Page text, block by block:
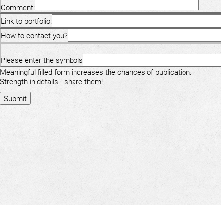
Comment:
Link to portfolio:
How to contact you?
Please enter the symbols
Meaningful filled form increases the chances of publication.
Strength in details - share them!